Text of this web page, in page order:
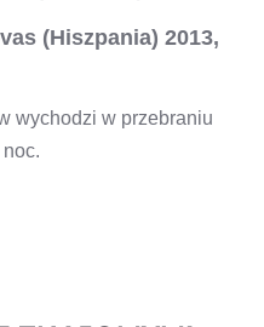
(Hiszpania) 2013,
wychodzi w przebraniu